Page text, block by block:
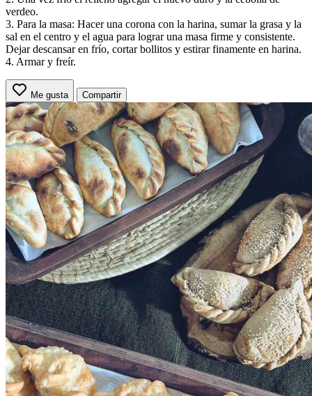
verdeo.
3. Para la masa: Hacer una corona con la harina, sumar la grasa y la
sal en el centro y el agua para lograr una masa firme y consistente.
Dejar descansar en frío, cortar bollitos y estirar finamente en harina.
4. Armar y freír.
Me gusta Compartir